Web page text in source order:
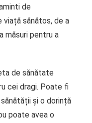
de
viață sănătos, de a
măsuri pentru a
de sănătate
cei dragi. Poate fi
și o dorință
poate avea o